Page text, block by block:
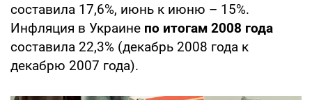
составила 17,6%, июнь к июню – 15%.
Инфляция в Украине по итогам 2008 года
составила 22,3% (декабрь 2008 года к
декабрю 2007 года).